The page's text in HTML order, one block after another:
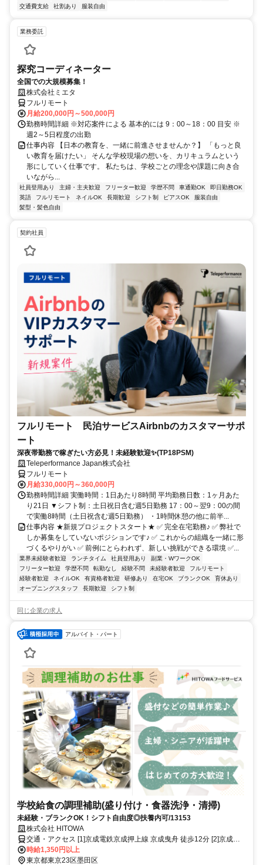
交通費支給 社割あり 服装自由
業務委託
探究コーディネーター
全国での大規模募集！
株式会社ミエタ
フルリモート
月給200,000円～500,000円
勤務時間詳細 ※対応案件による 基本的には 9：00～18：00 目安 ※
週2～5日程度の出勤
仕事内容 【日本の教育を、一緒に前進させませんか？】 「もっと良
い教育を届けたい」 そんな学校現場の想いを、カリキュラムという
形にしていく仕事です。 私たちは、学校ごとの理念や課題に向き合
いながら...
社員登用あり 主婦・主夫歓迎 フリーター歓迎 学歴不問 車通勤OK
即日勤務OK
英語
フルリモート ネイルOK 長期歓迎 シフト制 ピアスOK
服装自由
髪型・髪色自由
契約社員
フルリモート 民泊サービスAirbnbのカスタマーサポ
ート
深夜帯勤務で稼ぎたい方必見！未経験歓迎✨(TP18PSM)
Teleperformance Japan株式会社
フルリモート
月給330,000円～360,000円
勤務時間詳細 実働時間：1日あたり8時間 平均勤務日数：1ヶ月あた
り21日 ▼シフト制：土日祝日含む週5日勤務 17：00～翌9：00の間
で実働8時間（土日祝含む週5日勤務） ・1時間休憩の他に前半...
仕事内容 ★新規プロジェクトスタート★ ✅ 完全在宅勤務♪ ✅ 弊社で
しか募集をしていないポジションです♪ ✅ これからの組織を一緒に形
づくるやりがい ✅ 前例にとらわれず、新しい挑戦ができる環境 ✅...
業界未経験者歓迎 ランチタイム 社員登用あり
副業・WワークOK
フリーター歓迎
学歴不問 転勤なし 経験不問 未経験者歓迎
フルリモート
経験者歓迎
ネイルOK 有資格者歓迎 研修あり 在宅OK ブランクOK
育休あり
オープニングスタッフ
長期歓迎 シフト制
同じ企業の求人
アルバイト・パート
学校給食の調理補助(盛り付け・食器洗浄・清掃)
未経験・ブランクOK！シフト自由度◎扶養内可/13153
株式会社 HITOWA
交通・アクセス [1]京成電鉄京成押上線 京成曳舟 徒歩12分 [2]京成電
鉄京成押上線 八広 徒歩8分
時給1,350円以上
東京都東京23区墨田区